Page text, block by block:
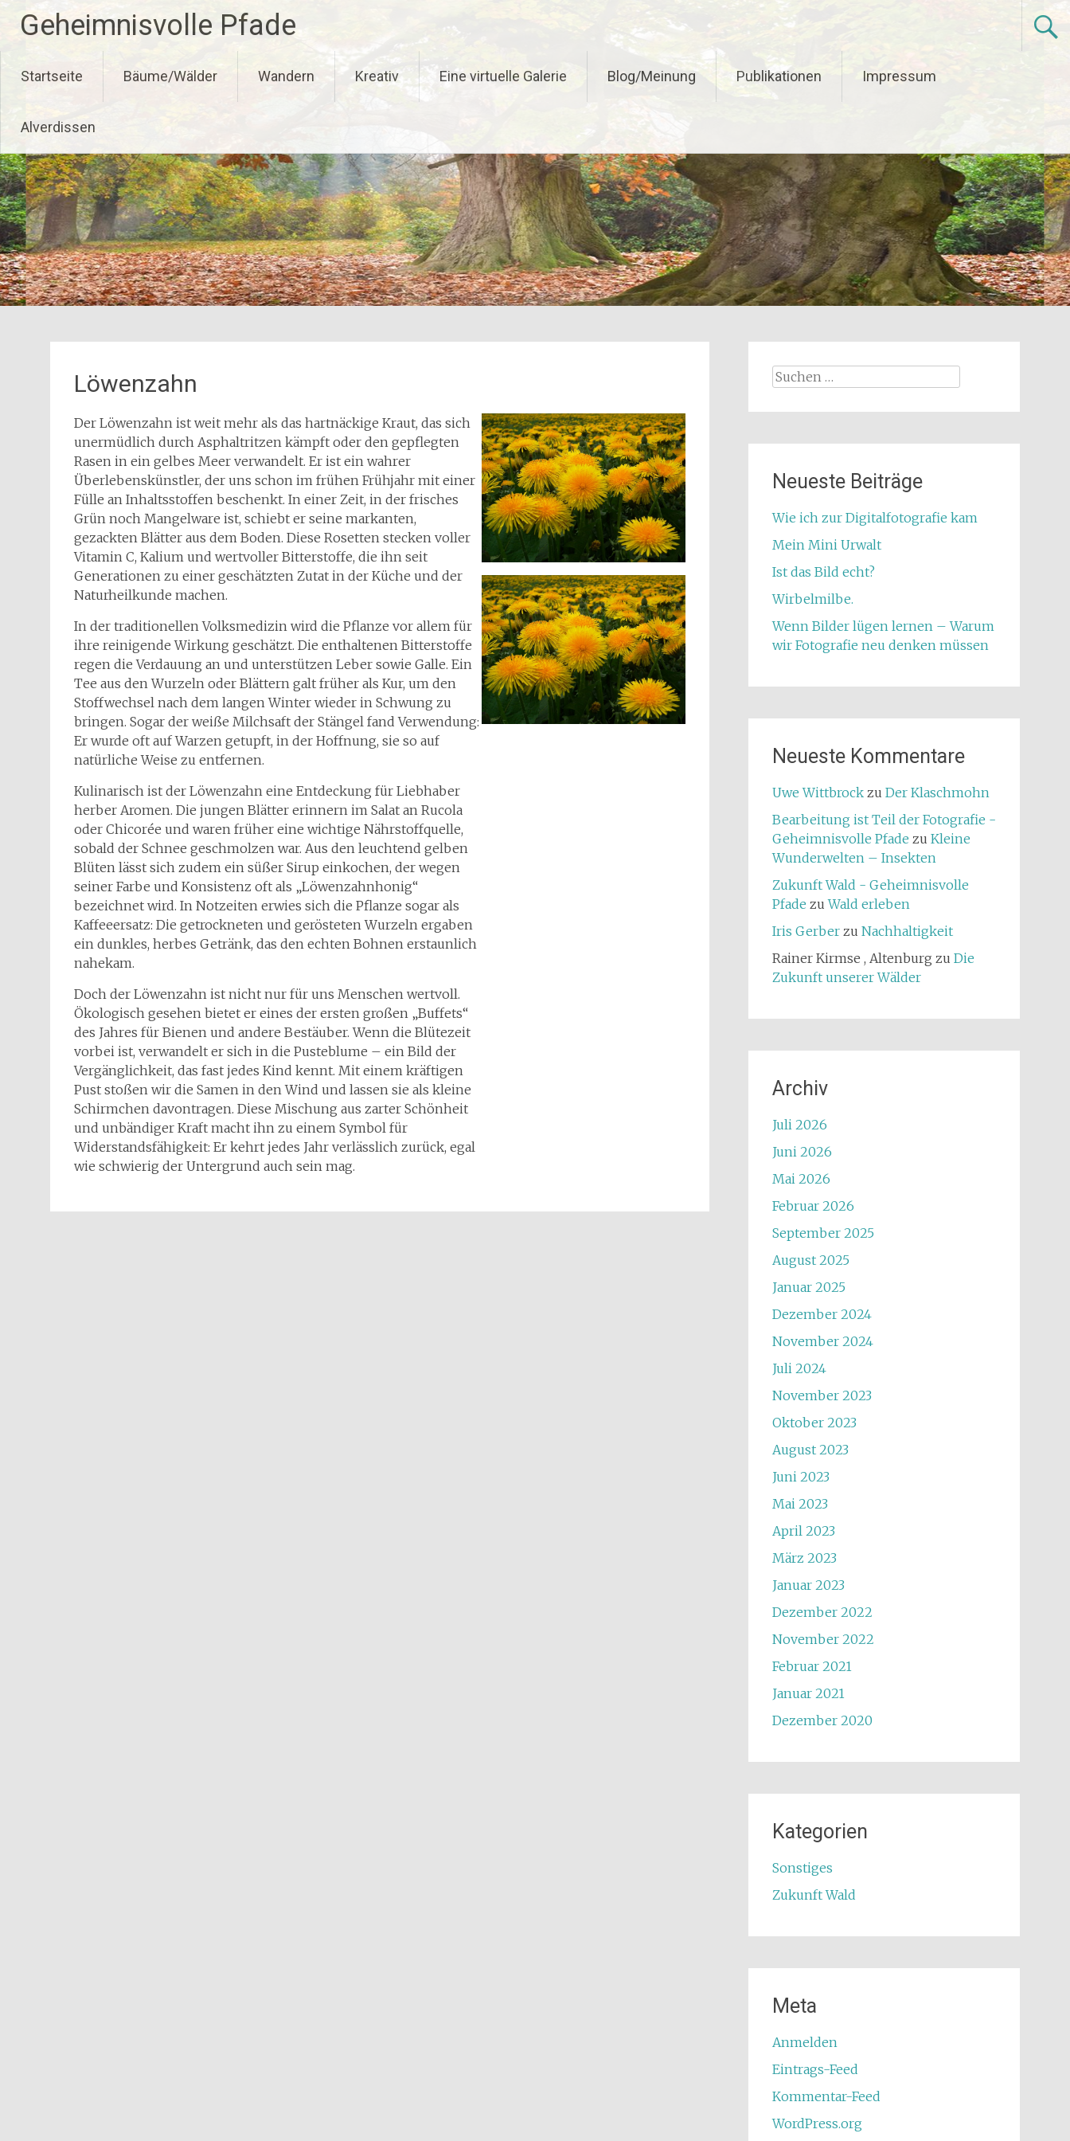
Inhalt
springen
Geheimnisvolle Pfade
Startseite Bäume/Wälder Wandern Kreativ Eine virtuelle Galerie Blog/Meinung Publikationen Impressum
Alverdissen
Löwenzahn
Der Löwenzahn ist weit mehr als das hartnäckige Kraut, das sich
unermüdlich durch Asphaltritzen kämpft oder den gepflegten
Rasen in ein gelbes Meer verwandelt. Er ist ein wahrer
Überlebenskünstler, der uns schon im frühen Frühjahr mit einer
Fülle an Inhaltsstoffen beschenkt. In einer Zeit, in der frisches
Grün noch Mangelware ist, schiebt er seine markanten,
gezackten Blätter aus dem Boden. Diese Rosetten stecken voller
Vitamin C, Kalium und wertvoller Bitterstoffe, die ihn seit
Generationen zu einer geschätzten Zutat in der Küche und der
Naturheilkunde machen.
In der traditionellen Volksmedizin wird die Pflanze vor allem für
ihre reinigende Wirkung geschätzt. Die enthaltenen Bitterstoffe
regen die Verdauung an und unterstützen Leber sowie Galle. Ein
Tee aus den Wurzeln oder Blättern galt früher als Kur, um den
Stoffwechsel nach dem langen Winter wieder in Schwung zu
bringen. Sogar der weiße Milchsaft der Stängel fand Verwendung:
Er wurde oft auf Warzen getupft, in der Hoffnung, sie so auf
natürliche Weise zu entfernen.
Kulinarisch ist der Löwenzahn eine Entdeckung für Liebhaber
herber Aromen. Die jungen Blätter erinnern im Salat an Rucola
oder Chicorée und waren früher eine wichtige Nährstoffquelle,
sobald der Schnee geschmolzen war. Aus den leuchtend gelben
Blüten lässt sich zudem ein süßer Sirup einkochen, der wegen
seiner Farbe und Konsistenz oft als „Löwenzahnhonig“
bezeichnet wird. In Notzeiten erwies sich die Pflanze sogar als
Kaffeeersatz: Die getrockneten und gerösteten Wurzeln ergaben
ein dunkles, herbes Getränk, das den echten Bohnen erstaunlich
nahekam.
Doch der Löwenzahn ist nicht nur für uns Menschen wertvoll.
Ökologisch gesehen bietet er eines der ersten großen „Buffets“
des Jahres für Bienen und andere Bestäuber. Wenn die Blütezeit
vorbei ist, verwandelt er sich in die Pusteblume – ein Bild der
Vergänglichkeit, das fast jedes Kind kennt. Mit einem kräftigen
Pust stoßen wir die Samen in den Wind und lassen sie als kleine
Schirmchen davontragen. Diese Mischung aus zarter Schönheit
und unbändiger Kraft macht ihn zu einem Symbol für
Widerstandsfähigkeit: Er kehrt jedes Jahr verlässlich zurück, egal
wie schwierig der Untergrund auch sein mag.
Suchen
Neueste Beiträge
Wie ich zur Digitalfotografie kam
Mein Mini Urwalt
Ist das Bild echt?
Wirbelmilbe.
Wenn Bilder lügen lernen – Warum
wir Fotografie neu denken müssen
Neueste Kommentare
Uwe Wittbrockzu Der Klaschmohn
Bearbeitung ist Teil der Fotografie -
Geheimnisvolle Pfade zu Kleine
Wunderwelten – Insekten
Zukunft Wald - Geheimnisvolle
Pfade zuWald erleben
Iris Gerberzu Nachhaltigkeit
Rainer Kirmse , Altenburg zu Die
Zukunft unserer Wälder
Archiv
Juli 2026
Juni 2026
Mai 2026
Februar 2026
September 2025
August 2025
Januar 2025
Dezember 2024
November 2024
Juli 2024
November 2023
Oktober 2023
August 2023
Juni 2023
Mai 2023
April 2023
März 2023
Januar 2023
Dezember 2022
November 2022
Februar 2021
Januar 2021
Dezember 2020
Kategorien
Sonstiges
Zukunft Wald
Meta
Anmelden
Eintrags-Feed
Kommentar-Feed
WordPress.org